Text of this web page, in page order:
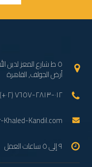
٥ ط شارع المعز لدين الله,
أرض الجولف, القاهرة
(+٠٢) ٠١٢-٢٨١٣-٧٦٥٧
Khaled-Kandil.com
٩ إلى ٥ ساعات العمل